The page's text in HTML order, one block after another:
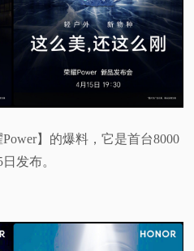
】的爆料，它是首台8000
发布。